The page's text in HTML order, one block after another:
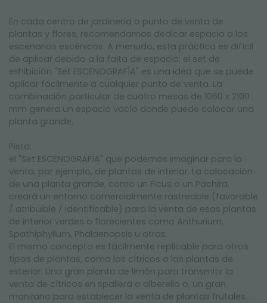
En cada centro de jardinería o punto de venta de
plantas y flores, recomendamos dedicar espacio a los
escenarios escénicos. A menudo, esta práctica es difícil
de aplicar debido a la falta de espacio; el set de
exhibición "Set ESCENOGRAFÍA" es una idea que se puede
aplicar fácilmente a cualquier punto de venta. La
combinación particular de cuatro mesas de 1060 x 2100
mm genera un espacio vacío donde puede colocar una
planta grande.
Pista:
el "Set ESCENOGRAFÍA" que podemos imaginar para la
venta, por ejemplo, de plantas de interior. La colocación
de una planta grande, como un Ficus o un Pachira,
creará un entorno comercialmente rastreable (favorable
/ atribuible / identificable) para la venta de esas plantas
de interior verdes o florecientes como Anthurium,
Spathiphyllum, Phalaenopsis u otras.
El mismo concepto es fácilmente replicable para otros
tipos de plantas, como los cítricos o las plantas de
exterior. Una gran planta de limón para transmitir la
venta de cítricos en spaliera o alberello o, un gran
manzano para establecer la venta de plantas frutales.